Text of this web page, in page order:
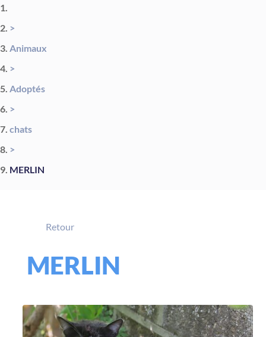
>
Animaux
>
Adoptés
>
chats
>
MERLIN
Retour
MERLIN